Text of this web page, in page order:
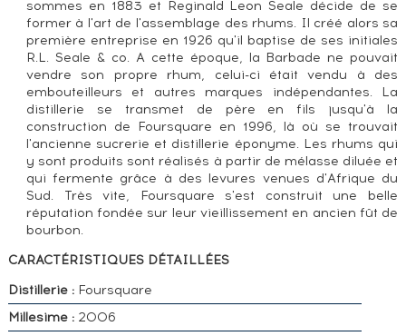
sommes en 1883 et Reginald Leon Seale décide de se
former à l'art de l'assemblage des rhums. Il créé alors sa
première entreprise en 1926 qu'il baptise de ses initiales
R.L. Seale & co. A cette époque, la Barbade ne pouvait
vendre son propre rhum, celui-ci était vendu à des
embouteilleurs et autres marques indépendantes. La
distillerie se transmet de père en fils jusqu'à la
construction de Foursquare en 1996, là où se trouvait
l'ancienne sucrerie et distillerie éponyme. Les rhums qui
y sont produits sont réalisés à partir de mélasse diluée et
qui fermente grâce à des levures venues d'Afrique du
Sud. Très vite, Foursquare s'est construit une belle
réputation fondée sur leur vieillissement en ancien fût de
bourbon.
CARACTÉRISTIQUES DÉTAILLÉES
Distillerie :Foursquare
Millesime :2006